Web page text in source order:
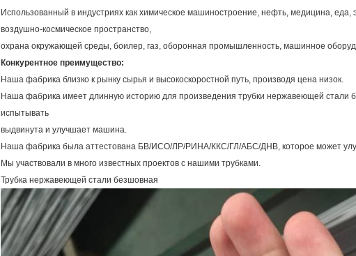
Использованный в индустриях как химическое машиностроение, нефть, медицина, еда,
воздушно-космическое пространство,
охрана окружающей среды, боилер, газ, оборонная промышленность, машинное
Конкурентное преимущество:
Наша фабрика близко к рынку сырья и высокоскоростной путь, производя цена низок.
Наша фабрика имеет длинную историю для произведения трубки нержавеющей стали
испытывать
выдвинута и улучшает машина.
Наша фабрика была аттестована БВ/ИСО/ЛР/РИНА/ККС/ГЛ/АБС/ДНВ, которое может
Мы участвовали в много известных проектов с нашими трубками.
Трубка нержавеющей стали безшовная